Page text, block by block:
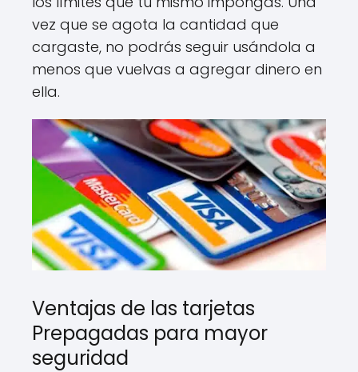
vez que se agota la cantidad que
cargaste, no podrás seguir usándola a
menos que vuelvas a agregar dinero en
ella.
Ventajas de las tarjetas
Prepagadas para mayor
seguridad